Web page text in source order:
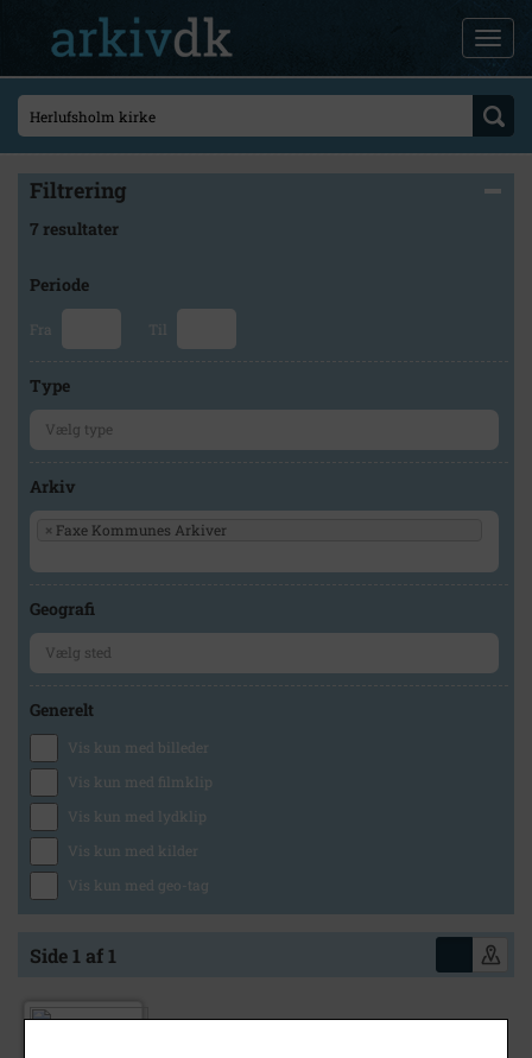
Filtrering
7 resultater
Periode
Fra Til
Type
Arkiv
× Faxe Kommunes Arkiver
Geografi
Generelt
Vis kun med billeder
Vis kun med filmklip
Vis kun med lydklip
Vis kun med kilder
Vis kun med geo-tag
Side 1 af 1